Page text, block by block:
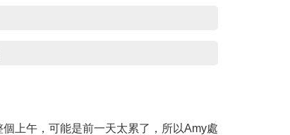
上午，可能是前一天太累了，所以Amy處